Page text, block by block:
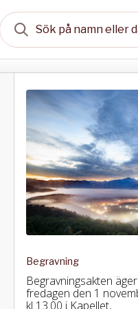
Begravning
Begravningsakten
fredagen den 1
kl 13.00 i Kapellet,